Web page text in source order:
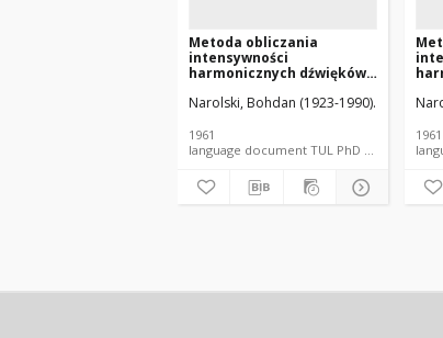
Metoda obliczania
intensywności
harmonicznych dźwięków
klatkowych silników
uwzględnieniu stycznych
sił elektromagnetycznych
Narolski, Bohdan (1923-1990).
1961
language document TUL PhD thesis
sił
1961